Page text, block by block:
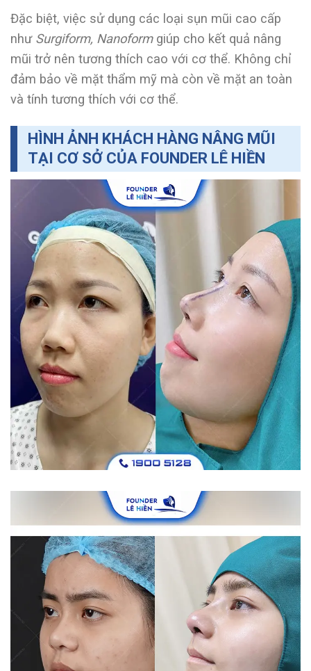
Đặc biệt, việc sử dụng các loại sụn mũi cao cấp
như Surgiform, Nanoformgiúp cho kết quả nâng
mũi trở nên tương thích cao với cơ thể. Không chỉ
đảm bảo về mặt thẩm mỹ mà còn về mặt an toàn
và tính tương thích với cơ thể.
HÌNH ẢNH KHÁCH HÀNG NÂNG MŨI
TẠI CƠ SỞ CỦA FOUNDER LÊ HIỀN